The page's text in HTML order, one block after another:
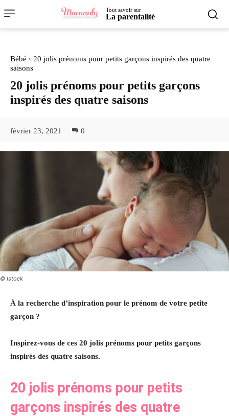
Tout savoir sur
La parentalité
Bébé
20 jolis prénoms pour petits garçons inspirés des quatre
saisons
20 jolis prénoms pour petits garçons
inspirés des quatre saisons
février 23, 2021 0
© Istock
À la recherche d’inspiration pour le prénom de votre petite
garçon ?
Inspirez-vous de ces 20 jolis prénoms pour petits garçons
inspirés des quatre saisons.
20 jolis prénoms pour petits
garçons inspirés des quatre